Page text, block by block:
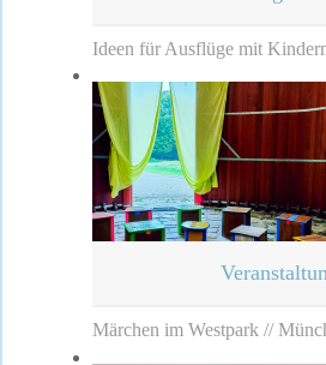
Ideen für Ausflüge mit
Märchen im Westpark //